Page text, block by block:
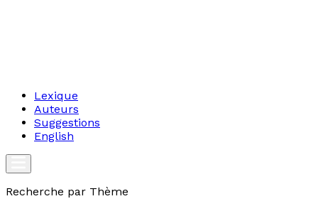
Lexique
Auteurs
Suggestions
English
Recherche par Thème